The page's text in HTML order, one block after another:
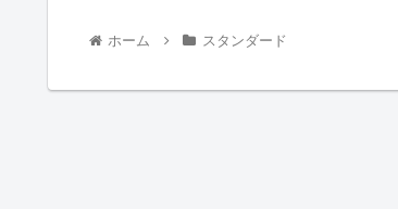
ホーム スタンダード